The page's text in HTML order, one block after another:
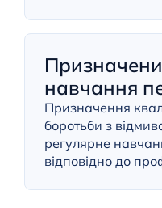
навчання
Призначення
боротьби з
регулярне
відповідно до